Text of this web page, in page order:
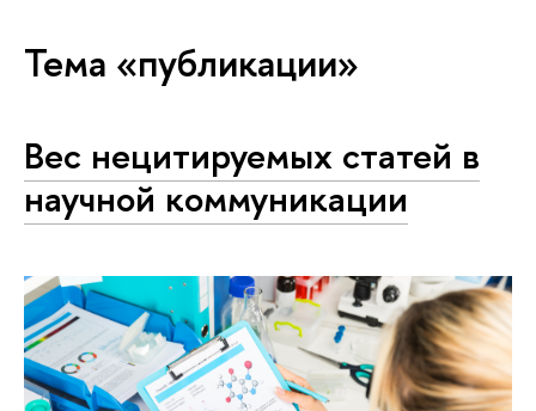
Тема «публикации»
Вес нецитируемых статей в
научной коммуникации